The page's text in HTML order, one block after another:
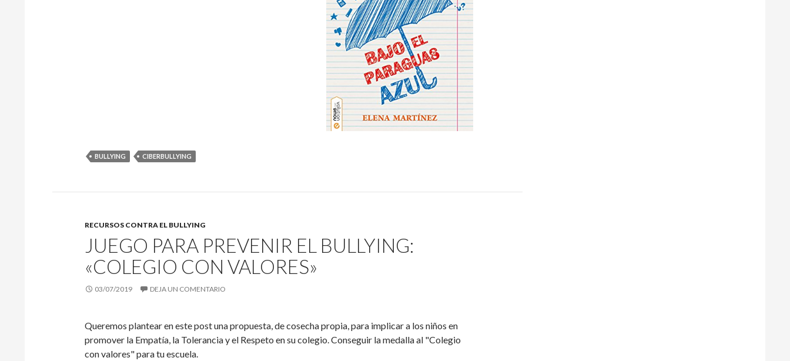
BULLYING CIBERBULLYING
RECURSOS CONTRA EL BULLYING
JUEGO PARA PREVENIR EL BULLYING:
«COLEGIO CON VALORES»
03/07/2019 DEJA UN COMENTARIO
Queremos plantear en este post una propuesta, de cosecha propia, para implicar a los niños en
promover la Empatía, la Tolerancia y el Respeto en su colegio. Conseguir la medalla al "Colegio
con valores" para tu escuela.